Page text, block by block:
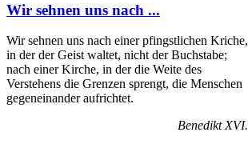
Wir sehnen uns nach ...
Wir sehnen uns nach einer pfingstlichen Kriche,
in der der Geist waltet, nicht der Buchstabe;
nach einer Kirche, in der die Weite des
Verstehens die Grenzen sprengt, die Menschen
gegeneinander aufrichtet.
Benedikt XVI.